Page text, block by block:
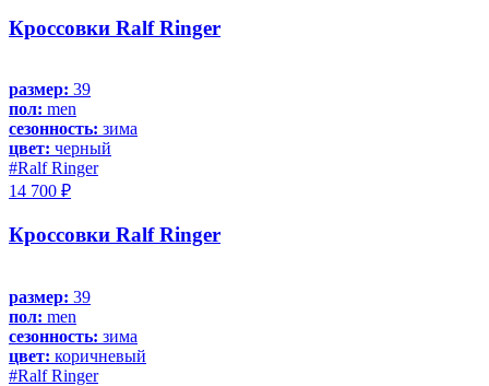
Кроссовки Ralf Ringer
размер: 39
пол: men
сезонность: зима
цвет: черный
#Ralf Ringer
14 700 ₽
Кроссовки Ralf Ringer
размер: 39
пол: men
сезонность: зима
цвет: коричневый
#Ralf Ringer